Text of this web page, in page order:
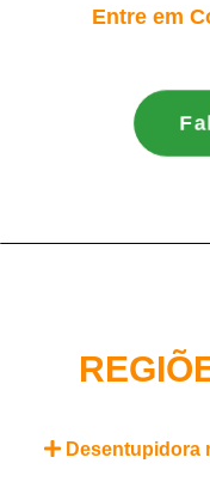
Entre em
Desentupidora